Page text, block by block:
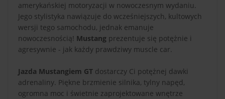
amerykańskiej motoryzacji w nowoczesnym wydaniu.
Jego stylistyka nawiązuje do wcześniejszych, kultowych
wersji tego samochodu, jednak emanuje
nowoczesnością! Mustang prezentuje się potężnie i
agresywnie - jak każdy prawdziwy muscle car.
Jazda Mustangiem GT dostarczy Ci potężnej dawki
adrenaliny. Piękne brzmienie silnika, tylny napęd,
ogromna moc i świetnie zaprojektowane wnętrze